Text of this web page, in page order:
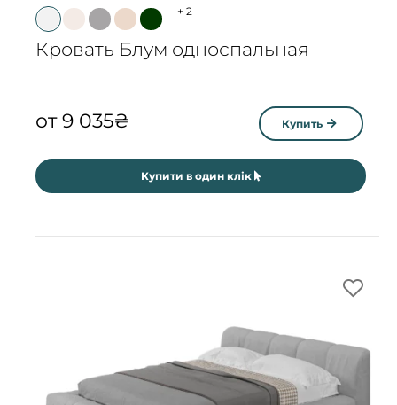
+ 2
Кровать Блум односпальная
от9 035₴ Купить
Купити в один клік